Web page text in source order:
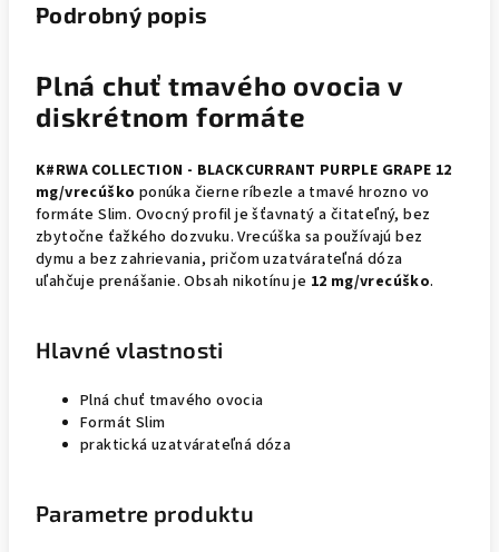
Podrobný popis
Plná chuť tmavého ovocia v
diskrétnom formáte
K#RWA COLLECTION - BLACKCURRANT PURPLE GRAPE 12
mg/vrecúško ponúka čierne ríbezle a tmavé hrozno vo
formáte Slim. Ovocný profil je šťavnatý a čitateľný, bez
zbytočne ťažkého dozvuku. Vrecúška sa používajú bez
dymu a bez zahrievania, pričom uzatvárateľná dóza
uľahčuje prenášanie. Obsah nikotínu je 12 mg/vrecúško.
Hlavné vlastnosti
Plná chuť tmavého ovocia
Formát Slim
praktická uzatvárateľná dóza
Parametre produktu